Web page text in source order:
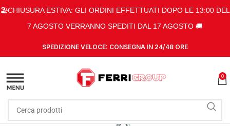
🏖️CHIUSURA ESTIVA: GLI ORDINI EFFETTUATI DOPO LE 13:00 DEL
7 AGOSTO VERRANNO SPEDITI DAL 17 AGOSTO 🚚
SPEDIZIONE VELOCE: CONSEGNA IN 24/48 ORE
0